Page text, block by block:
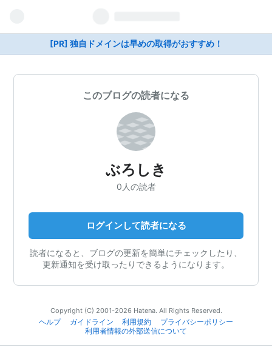
[PR] 独自ドメインは早めの取得がおすすめ！
このブログの読者になる
ぶろしき
0人の読者
ログインして読者になる
読者になると、ブログの更新を簡単にチェックしたり、
更新通知を受け取ったりできるようになります。
Copyright (C) 2001-2026 Hatena. All Rights Reserved.
ヘルプ
ガイドライン 利用規約
プライバシーポリシー
利用者情報の外部送信について